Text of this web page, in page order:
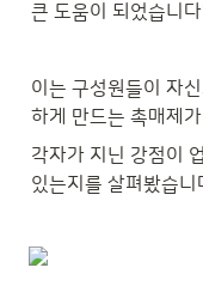
큰 도움이 되었습니
이는 구성원들이 자
하게 만드는 촉매제
각자가 지닌 강점이
있는지를 살펴봤습니